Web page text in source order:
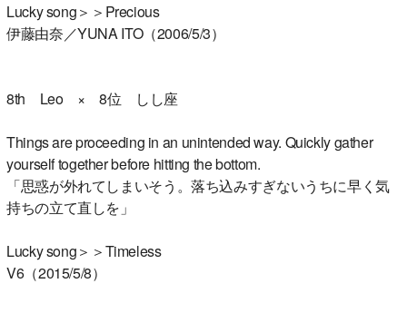
Lucky song＞＞Precious
伊藤由奈／YUNA ITO（2006/5/3）
8th Leo × 8位 しし座
Things are proceeding in an unintended way. Quickly gather
yourself together before hitting the bottom.
「思惑が外れてしまいそう。落ち込みすぎないうちに早く気
持ちの立て直しを」
Lucky song＞＞Timeless
V6（2015/5/8）